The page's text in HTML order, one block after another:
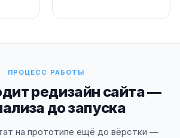
ПРОЦЕСС РАБОТЫ
редизайн сайта —
до запуска
на прототипе ещё до вёрстки —